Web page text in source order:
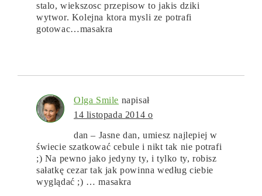
stalo, wiekszosc przepisow to jakis dziki
wytwor. Kolejna ktora mysli ze potrafi
gotowac…masakra
Olga Smile napisał
14 listopada 2014 o
dan – Jasne dan, umiesz najlepiej w
świecie szatkować cebule i nikt tak nie potrafi
;) Na pewno jako jedyny ty, i tylko ty, robisz
sałatkę cezar tak jak powinna według ciebie
wyglądać ;) … masakra